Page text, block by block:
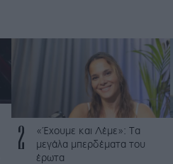
2
«Έχουμε και Λέμε»: Τα
μεγάλα μπερδέματα του
έρωτα